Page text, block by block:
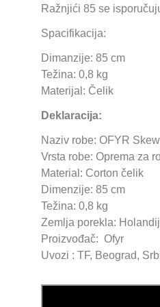
Ražnjići 85 se
Spacifikacija:
Dimanzije: 85 cm
Težina: 0,8 kg
Materijal: Čelik
Deklaracija:
Naziv robe: OFYR
Vrsta robe: Oprema za
Material: Corton čelik
Dimenzije: 85 cm
Težina: 0,8 kg
Zemlja porekla:
Proizvođač: Ofyr
Uvozi : TF, Beograd,